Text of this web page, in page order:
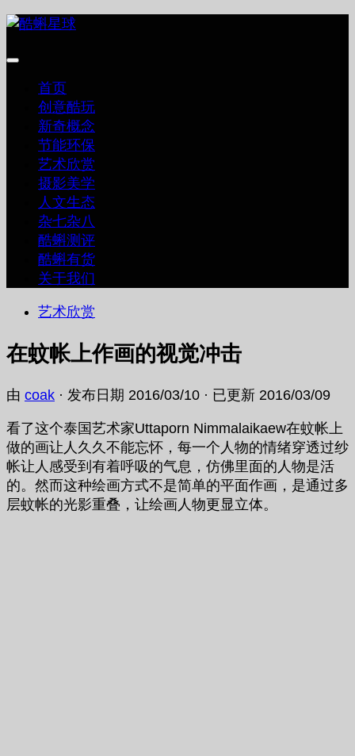
跳
内
首页
创意酷玩
新奇概念
节能环保
艺术欣赏
摄影美学
人文生态
杂七杂八
酷蝌测评
酷蝌有货
关于我们
艺术欣赏
在蚊帐上作画的视觉冲击
由 coak · 发布日期 2016/03/10 · 已更新 2016/03/09
看了这个泰国艺术家Uttaporn Nimmalaikaew在蚊帐上
做的画让人久久不能忘怀，每一个人物的情绪穿透过纱
帐让人感受到有着呼吸的气息，仿佛里面的人物是活
的。然而这种绘画方式不是简单的平面作画，是通过多
层蚊帐的光影重叠，让绘画人物更显立体。